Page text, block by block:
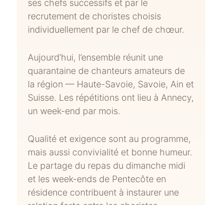
ses chefs successifs et par le
recrutement de choristes choisis
individuellement par le chef de chœur.
Aujourd’hui, l’ensemble réunit une
quarantaine de chanteurs amateurs de
la région — Haute-Savoie, Savoie, Ain et
Suisse. Les répétitions ont lieu à Annecy,
un week-end par mois.
Qualité et exigence sont au programme,
mais aussi convivialité et bonne humeur.
Le partage du repas du dimanche midi
et les week-ends de Pentecôte en
résidence contribuent à instaurer une